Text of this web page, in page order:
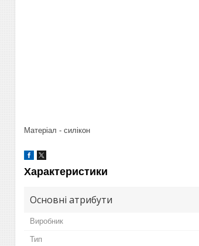
Матеріал - силікон
Характеристики
Основні атрибути
Виробник
Тип